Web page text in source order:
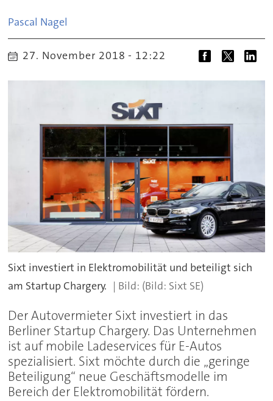
Pascal Nagel
27. November 2018 - 12:22
Sixt investiert in Elektromobilität und beteiligt sich
am Startup Chargery.
(Bild: Sixt SE)
Der Autovermieter Sixt investiert in das
Berliner Startup Chargery. Das Unternehmen
ist auf mobile Ladeservices für E-Autos
spezialisiert. Sixt möchte durch die „geringe
Beteiligung“ neue Geschäftsmodelle im
Bereich der Elektromobilität fördern.